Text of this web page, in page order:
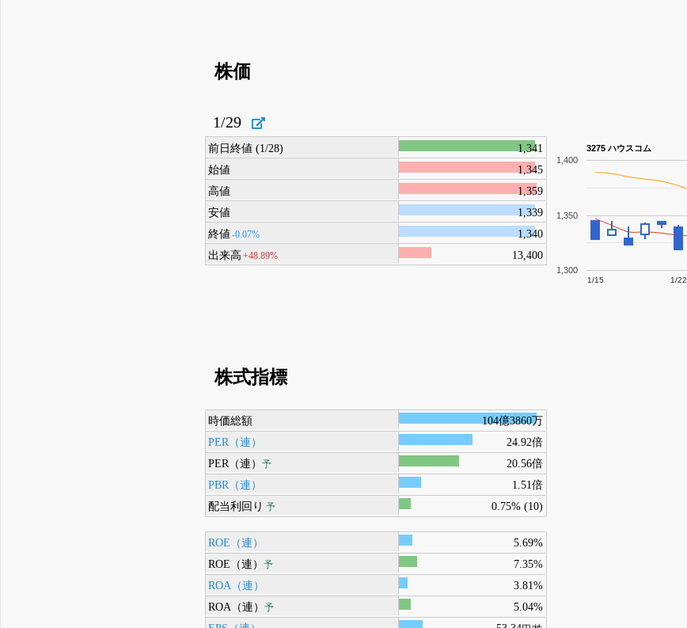
株価
1/29
前日終値 (1/28)
1,341
始値
1,345
高値
1,359
安値
1,339
終値 -0.07%
1,340
出来高 +48.89% 13,400
3275 ハウスコム
1/15 1/22
1,300
1,350
1,400
株式指標
時価総額
104億3860万
PER（連）
24.92倍
PER（連）予
20.56倍
PBR（連）
1.51倍
配当利回り 予 0.75% (10)
ROE（連）
5.69%
ROE（連）予
7.35%
ROA（連）
3.81%
ROA（連）予
5.04%